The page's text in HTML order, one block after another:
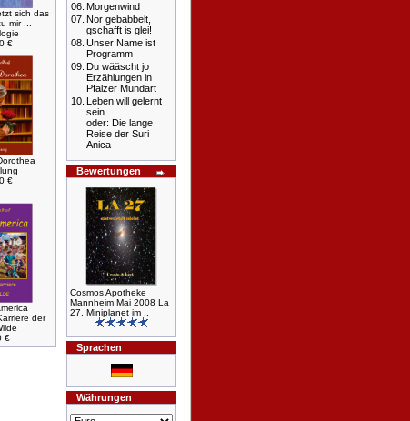
sich das
mir ...
€
€
der
€
06. Morgenwind
07. Nor gebabbelt,
gschafft is glei!
08. Unser Name ist
Programm
09. Du wääscht jo
Erzählungen in
Pfälzer Mundart
10. Leben will gelernt
sein
oder: Die lange
Reise der Suri
Anica
Bewertungen
Cosmos Apotheke
Mannheim Mai 2008 La
27, Miniplanet im ..
Sprachen
Währungen